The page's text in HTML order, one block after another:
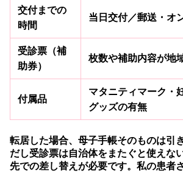
交付までの
時間
当日交付／郵送・オ
受診票（補
助券）
枚数や補助内容が地
付属品
マタニティマーク・
グッズの有無
転居した場合、母子手帳そのものは引
だし受診票は自治体をまたぐと使えな
先での差し替えが必要です。私の患者